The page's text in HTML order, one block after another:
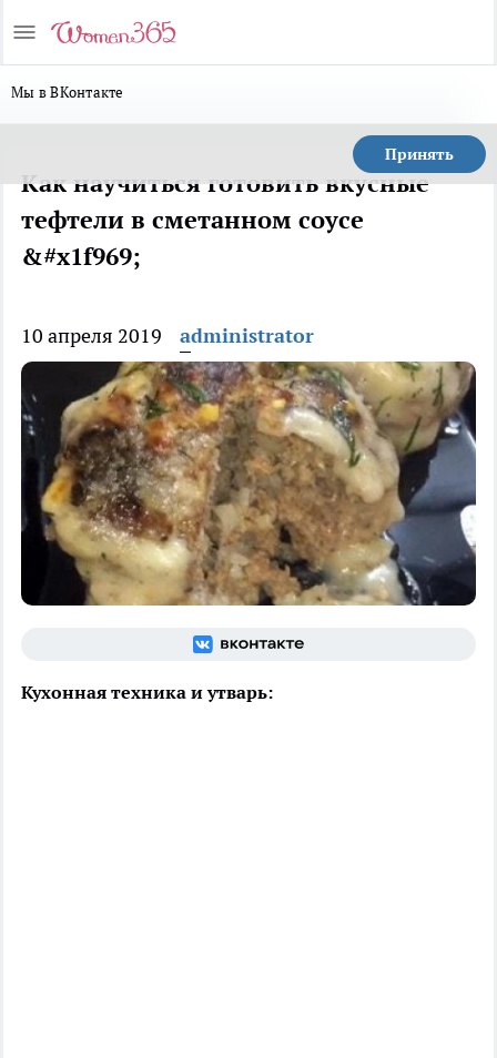
Мы в ВКонтакте
Принять
Как научиться готовить вкусные
тефтели в сметанном соусе
&#x1f969;
10 апреля 2019 administrator
Кухонная техника и утварь: